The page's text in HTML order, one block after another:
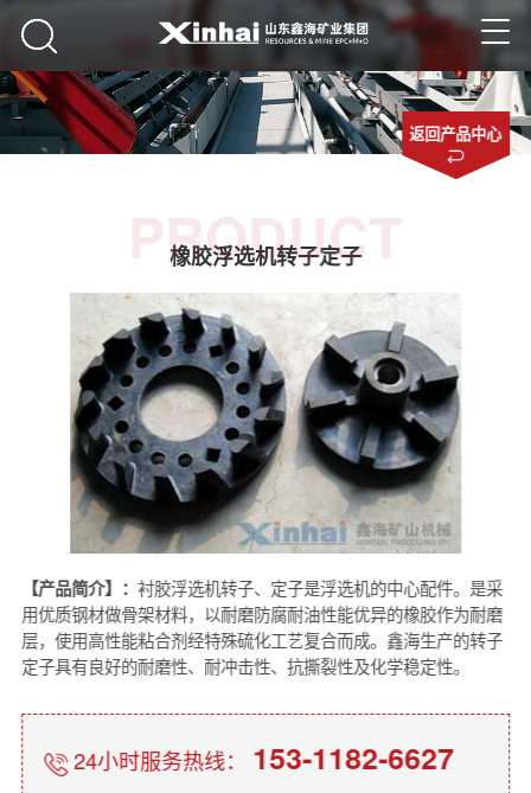
返回产品中心
PRODUCT
橡胶浮选机转子定子
【产品简介】： 衬胶浮选机转子、定子是浮选机的中心配件。是采
用优质钢材做骨架材料，以耐磨防腐耐油性能优异的橡胶作为耐磨
层，使用高性能粘合剂经特殊硫化工艺复合而成。鑫海生产的转子
定子具有良好的耐磨性、耐冲击性、抗撕裂性及化学稳定性。
24小时服务热线： 153-1182-6627